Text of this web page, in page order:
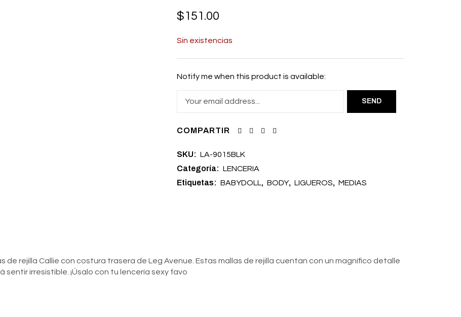
$151.00
Sin existencias
Notify me when this product is available:
COMPARTIR
SKU: LA-9015BLK
Categoría: LENCERIA
Etiquetas: BABYDOLL, BODY, LIGUEROS, MEDIAS
de rejilla Callie con costura trasera de Leg Avenue. Estas mallas de rejilla cuentan con un magnífico detalle
irresistible. ¡Úsalo con tu lencería sexy favo